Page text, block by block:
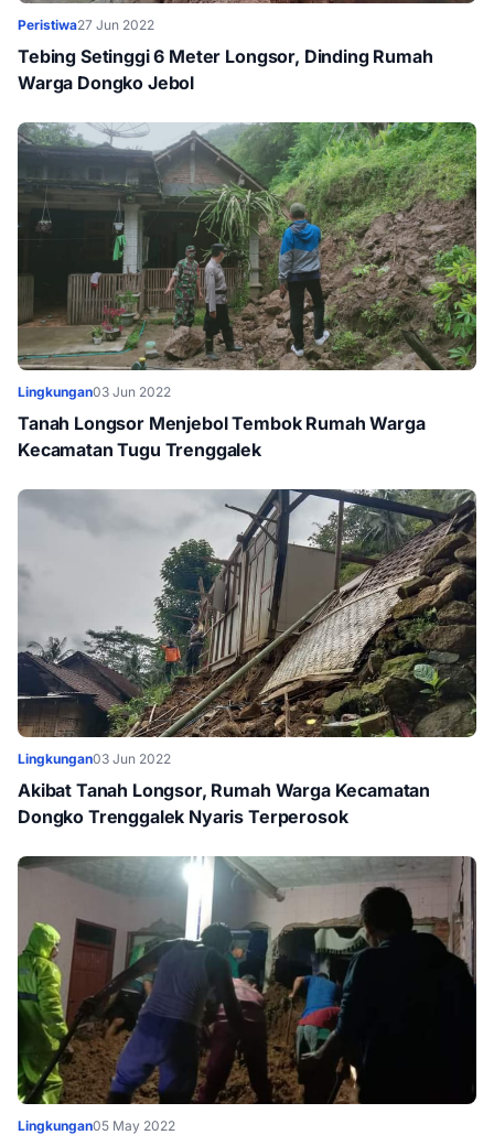
Peristiwa27 Jun 2022
Tebing Setinggi 6 Meter Longsor, Dinding Rumah
Warga Dongko Jebol
Lingkungan03 Jun 2022
Tanah Longsor Menjebol Tembok Rumah Warga
Kecamatan Tugu Trenggalek
Lingkungan03 Jun 2022
Akibat Tanah Longsor, Rumah Warga Kecamatan
Dongko Trenggalek Nyaris Terperosok
Lingkungan05 May 2022